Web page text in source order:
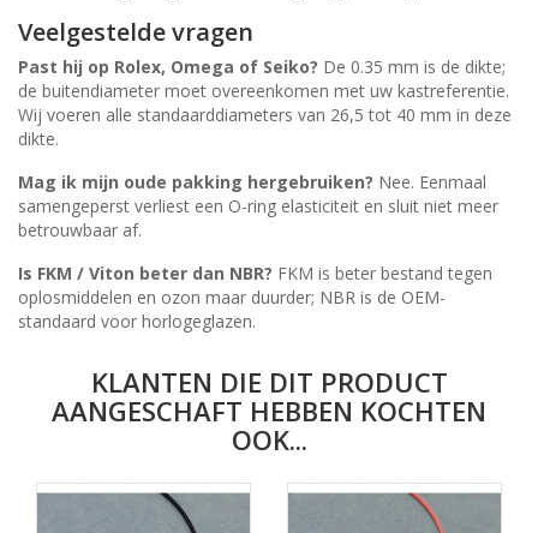
Veelgestelde vragen
Past hij op Rolex, Omega of Seiko? De 0.35 mm is de dikte;
de buitendiameter moet overeenkomen met uw kastreferentie.
Wij voeren alle standaarddiameters van 26,5 tot 40 mm in deze
dikte.
Mag ik mijn oude pakking hergebruiken? Nee. Eenmaal
samengeperst verliest een O-ring elasticiteit en sluit niet meer
betrouwbaar af.
Is FKM / Viton beter dan NBR? FKM is beter bestand tegen
oplosmiddelen en ozon maar duurder; NBR is de OEM-
standaard voor horlogeglazen.
KLANTEN DIE DIT PRODUCT
AANGESCHAFT HEBBEN KOCHTEN
OOK...